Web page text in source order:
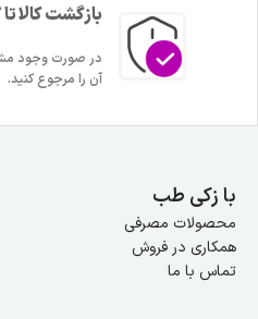
بازگشت کالا تا 7 روز
آن را مرجوع کنید.
با زکی طب
محصولات مصرفی
همکاری در فروش
تماس با ما